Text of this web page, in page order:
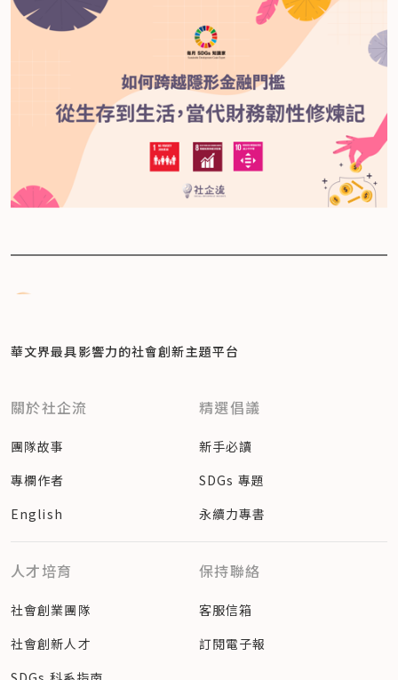
華文界最具影響力的社會創新主題平台
關於社企流
團隊故事
專欄作者
English
精選倡議
新手必讀
SDGs 專題
永續力專書
人才培育
社會創業團隊
社會創新人才
保持聯絡
客服信箱
訂閱電子報